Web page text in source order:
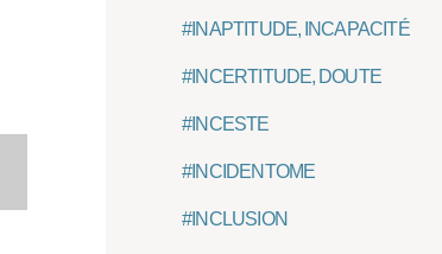
#INAPTITUDE, INCAPACITÉ
#INCERTITUDE, DOUTE
#INCESTE
#INCIDENTOME
#INCLUSION